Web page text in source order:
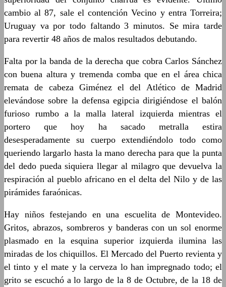
cambio al 87, sale el contención Vecino y entra Torreira;
Uruguay va por todo faltando 3 minutos. Se mira tarde
para revertir 48 años de malos resultados debutando.
Falta por la banda de laderecha que cobra Carlos Sánchez
con buena altura y tremenda comba que en el área chica
remata de cabeza Giménez el del Atlético de Madrid
elevándose sobre la defensaegipcia dirigiéndose el balón
furioso rumbo a la malla lateral izquierda mientras el
portero que hoy ha sacado metralla estira
desesperadamente su cuerpo extendiéndolo todo como
queriendo largarlo hasta la mano derecha para que la punta
del dedo pueda siquiera llegar al milagro que devuelva la
respiración al pueblo africano en el delta del Nilo y de las
pirámides faraónicas.
Hay niños festejando en una escuelita de Montevideo.
Gritos, abrazos, sombreros y banderas con un sol enorme
plasmado en la esquina superior izquierda ilumina las
miradas de los chiquillos. El Mercado del Puerto revienta y
el tinto y el mate y la cerveza lo han impregnado todo; el
grito se escuchó a lo largo de la 8 de Octubre, de la 18 de